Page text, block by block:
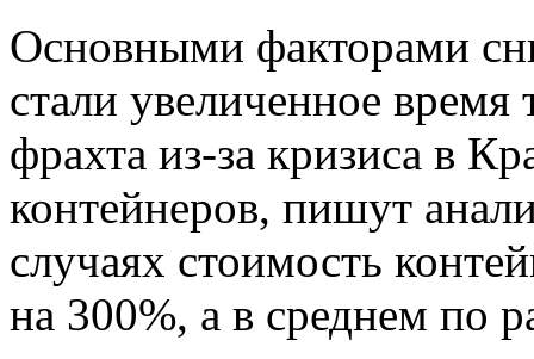
Основными факторами
стали увеличенное время
фрахта из-за кризиса в
контейнеров, пишут
случаях стоимость
на 300%, а в среднем по